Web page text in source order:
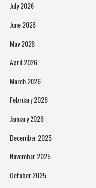
July 2026
June 2026
May 2026
April 2026
March 2026
February 2026
January 2026
December 2025
November 2025
October 2025